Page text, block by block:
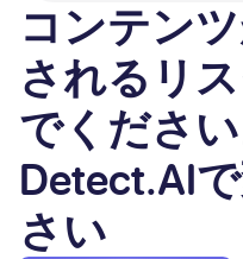
コンテン
されるリ
でくださ
Detect.AI
さい